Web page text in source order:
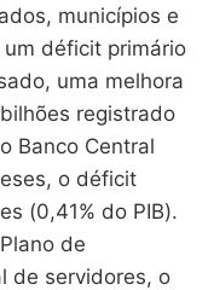
municípios e
déficit primário
uma melhora
registrado
Banco Central
o déficit
(0,41% do PIB).
de
de servidores, o